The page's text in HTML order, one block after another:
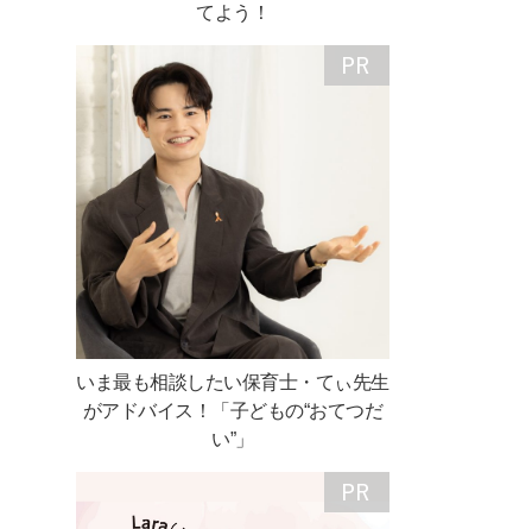
てよう！
いま最も相談したい保育士・てぃ先生
がアドバイス！「子どもの“おてつだ
い”」